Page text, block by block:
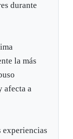
durante
la más
afecta a
experiencias